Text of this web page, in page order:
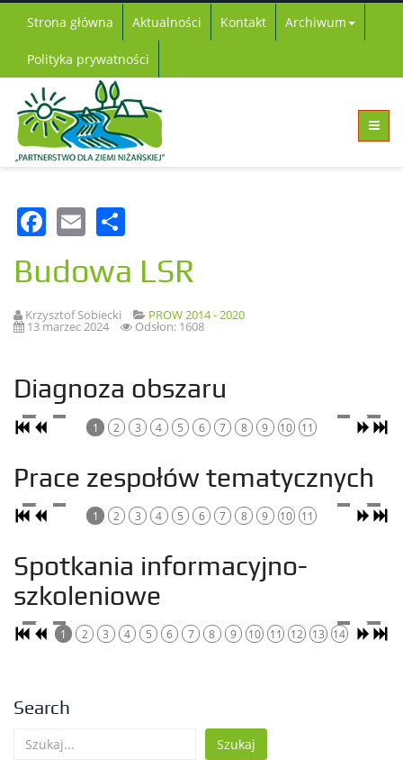
Strona główna Aktualności Kontakt Archiwum
Polityka prywatności
Facebook
Email
Budowa LSR
Krzysztof Sobiecki PROW 2014 - 2020
13 marzec 2024 Odsłon: 1608
Diagnoza obszaru
1 2 3 4 5 6 7 8 9 10 11
Prace zespołów tematycznych
1 2 3 4 5 6 7 8 9 10 11
Spotkania informacyjno-
szkoleniowe
1 2 3 4 5 6 7 8 9 10 11 12 13 14
Search
Szukaj